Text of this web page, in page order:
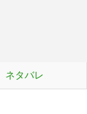
ネタバレ